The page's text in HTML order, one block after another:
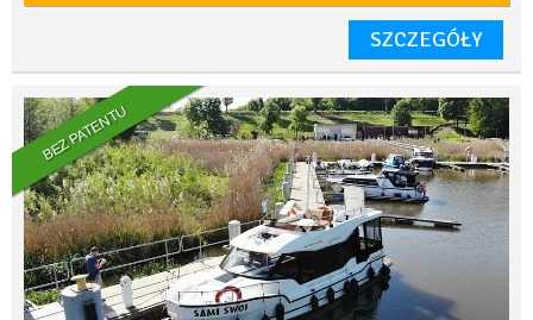
SZCZEGÓŁY
BEZ PATENTU